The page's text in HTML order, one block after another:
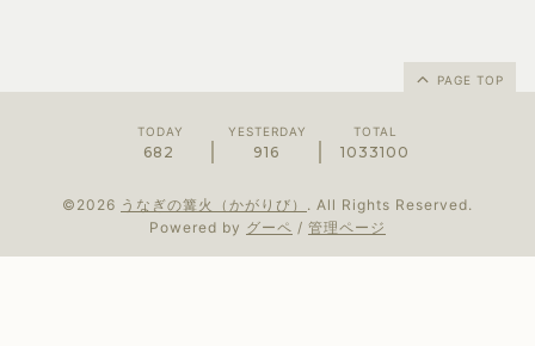
PAGE TOP
TODAY
682
YESTERDAY
916
TOTAL
1033100
©2026 うなぎの篝火（かがりび） . All Rights Reserved.
Powered by グーペ / 管理ページ